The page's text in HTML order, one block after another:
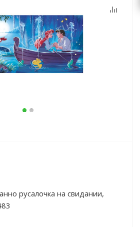
русалочка на свидании,